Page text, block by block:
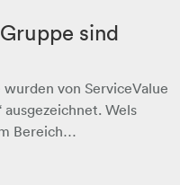
sind
von ServiceValue
ausgezeichnet. Wels
Bereich…